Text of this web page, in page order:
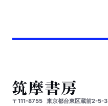
〒111-8755 東京都台東区蔵前2-5-3